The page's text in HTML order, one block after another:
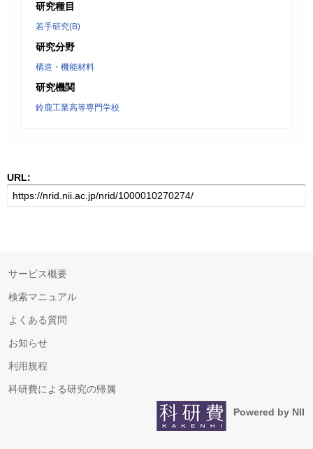
研究種目
若手研究(B)
研究分野
構造・機能材料
研究機関
鈴鹿工業高等専門学校
URL:
サービス概要
検索マニュアル
よくある質問
お知らせ
利用規程
科研費による研究の帰属
Powered by NII